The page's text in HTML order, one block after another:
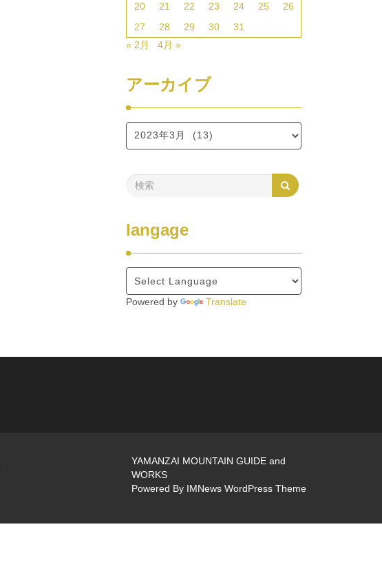
20
21 22 23 24 25
26
27
28 29 30
31
« 2月
4月 »
アーカイブ
langage
Powered by Translate
YAMANZAI MOUNTAIN GUIDE and
WORKS
Powered By IMNews WordPress Theme